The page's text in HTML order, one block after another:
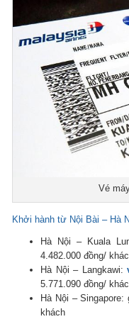
Vé
Khởi hành từ Nội Bài – Hà
Hà Nội – Kuala
4.482.000 đồng/
Hà Nội – Langkawi:
5.771.090 đồng/
Hà Nội –
khách